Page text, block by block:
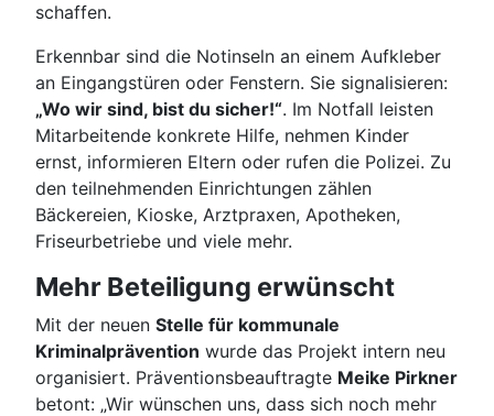
schaffen.
Erkennbar sind die Notinseln an einem Aufkleber
an Eingangstüren oder Fenstern. Sie signalisieren:
„Wo wir sind, bist du sicher!“. Im Notfall leisten
Mitarbeitende konkrete Hilfe, nehmen Kinder
ernst, informieren Eltern oder rufen die Polizei. Zu
den teilnehmenden Einrichtungen zählen
Bäckereien, Kioske, Arztpraxen, Apotheken,
Friseurbetriebe und viele mehr.
Mehr Beteiligung erwünscht
Mit der neuen Stelle für kommunale
Kriminalprävention wurde das Projekt intern neu
organisiert. Präventionsbeauftragte Meike Pirkner
betont: „Wir wünschen uns, dass sich noch mehr